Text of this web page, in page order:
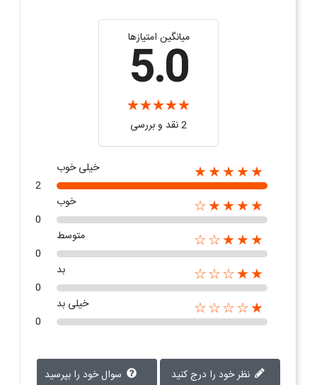
میانگین امتیازها
5.0
2 نقد و بررسی‌‌
★★★★★
خیلی خوب
2
★★★★☆
خوب
0
★★★☆☆
متوسط
0
★★☆☆☆
بد
0
★☆☆☆☆
خیلی بد
0
سوال خود را بپرسید